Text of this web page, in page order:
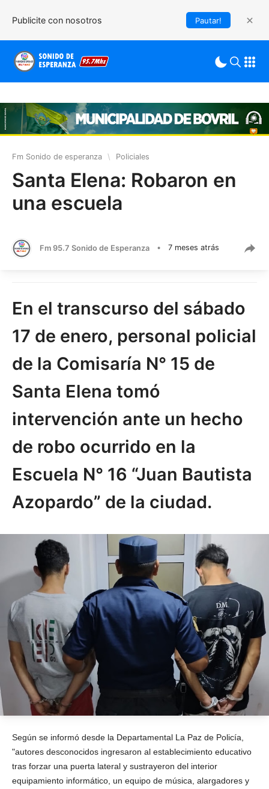
Publicite con nosotros Pautar!
Fm Sonido de esperanza \ Policiales
Santa Elena: Robaron en
una escuela
Fm 95.7 Sonido de Esperanza • 7 meses atrás
En el transcurso del sábado
17 de enero, personal policial
de la Comisaría N° 15 de
Santa Elena tomó
intervención ante un hecho
de robo ocurrido en la
Escuela N° 16 “Juan Bautista
Azopardo” de la ciudad.
Según se informó desde la Departamental La Paz de Policía,
"autores desconocidos ingresaron al establecimiento educativo
tras forzar una puerta lateral y sustrayeron del interior
equipamiento informático, un equipo de música, alargadores y